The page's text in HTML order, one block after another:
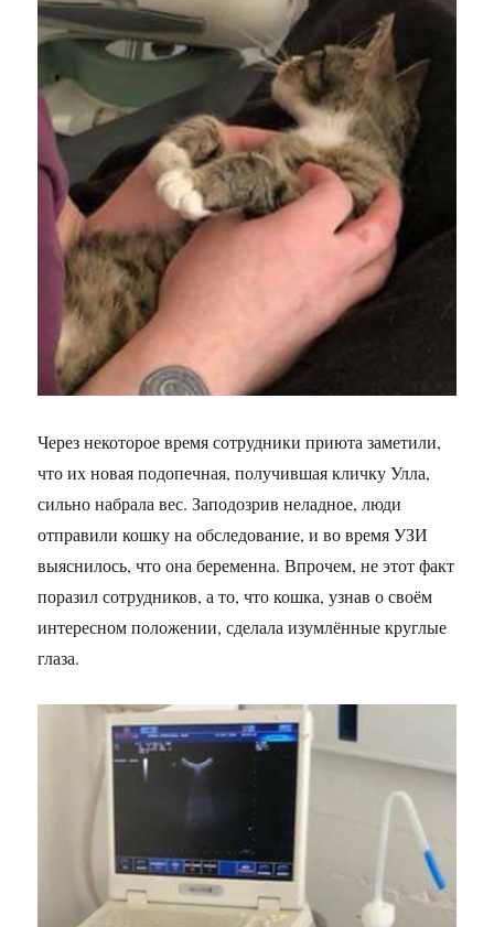
Через некоторое время сотрудники приюта заметили,
что их новая подопечная, получившая кличку Улла,
сильно набрала вес. Заподозрив неладное, люди
отправили кошку на обследование, и во время УЗИ
выяснилось, что она беременна. Впрочем, не этот факт
поразил сотрудников, а то, что кошка, узнав о своём
интересном положении, сделала изумлённые круглые
глаза.